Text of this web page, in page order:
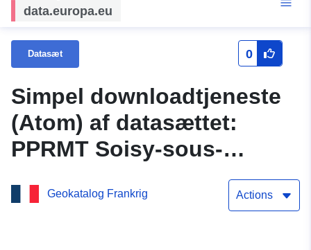
data.europa.eu
Datasæt 0
Simpel downloadtjeneste
(Atom) af datasættet:
PPRMT Soisy-sous-
Montmorency (reguleret
område)
Geokatalog Frankrig Actions